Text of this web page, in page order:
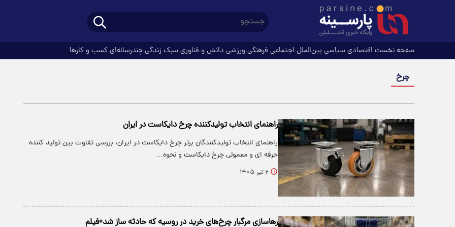
صفحه نخست اقتصادی سیاسی بین‌الملل اجتماعی فرهنگیورزشی دانش و فناوری سبک زندگیچندرسانه‌ای کسب و کارها
چرخ
راهنمای انتخاب تولیدکننده چرخ دایکاست در ایران
راهنمای انتخاب تولیدکنندگان برتر چرخ دایکاست در ایران، بررسی تفاوت بین تولید کننده
حرفه ای و معمولی چرخ دایکاست و نحوه…
۲ تیر ۱۴۰۵
رهاسازی مرگبار چرخ‌های خرید در روسیه که حادثه ساز شد+فیلم